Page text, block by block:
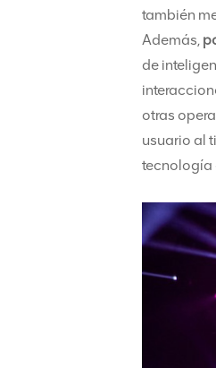
también
Además,
de
otras
usuario al
tecnología